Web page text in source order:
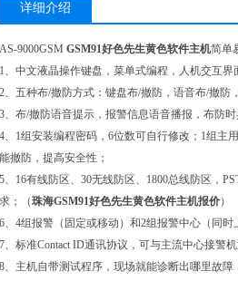
详细介绍
AS-9000GSM GSM91好色先生黄色软件主机简单
1、中文液晶操作键盘，菜单式编程，人机交互
2、五种布/撤防方式：键盘布/撤防，语音布/撤防
3、布/撤防语音提示，报警信息语音播报，布防
4、1组安装编程密码，6位数可自行修改；1组主
能撤防，提高安全性；
5、16有线防区、30无线防区、1800总线防区，
求；（珠海GSM91好色先生黄色软件主机报价）
6、4组报警（固定或移动）和2组报警中心（同
7、标准Contact ID通讯协议，可与主流中心接警机
8、主机自带测试程序，现场就能诊断出哪里故障